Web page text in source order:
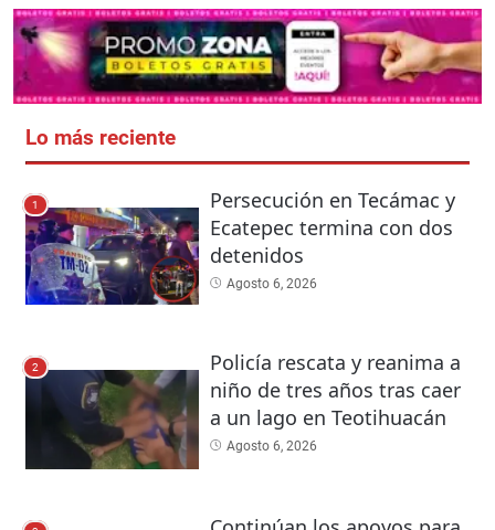
Lo más reciente
1
Persecución en Tecámac y
Ecatepec termina con dos
detenidos
Agosto 6, 2026
2
Policía rescata y reanima a
niño de tres años tras caer
a un lago en Teotihuacán
Agosto 6, 2026